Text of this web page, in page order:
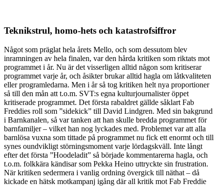
Teknikstrul, homo-hets och katastrofsiffror
Något som präglat hela årets Mello, och som dessutom blev
inramningen av hela finalen, var den hårda kritiken som riktats mot
programmet i år. Nu är det visserligen alltid någon som kritiserar
programmet varje år, och åsikter brukar alltid hagla om låtkvaliteten
eller programledarna. Men i år så tog kritiken helt nya proportioner
så till den mån att t.o.m. SVT:s egna kulturjournalister öppet
kritiserade programmet. Det första rabaldret gällde såklart Fab
Freddies roll som ”sidekick” till David Lindgren. Med sin bakgrund
i Barnkanalen, så var tanken att han skulle bredda programmet för
barnfamiljer – vilket han nog lyckades med. Problemet var att alla
barnlösa vuxna som tittade på programmet nu fick ett enormt och till
synes oundvikligt störningsmoment varje lördagskväll. Inte långt
efter det första ”Hoodeladit” så började kommentarerna hagla, och
t.o.m. folkkära kändisar som Pekka Heino uttryckte sin frustration.
När kritiken sedermera i vanlig ordning övergick till näthat – då
kickade en hätsk motkampanj igång där all kritik mot Fab Freddie